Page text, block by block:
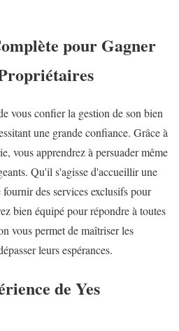
pour Gagner
vous confier la gestion de son bien
une grande confiance. Grâce à
vous apprendrez à persuader même
Qu'il s'agisse d'accueillir une
des services exclusifs pour
bien équipé pour répondre à toutes
vous permet de maîtriser les
leurs espérances.
de Yes